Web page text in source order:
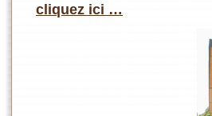
cliquez ici …